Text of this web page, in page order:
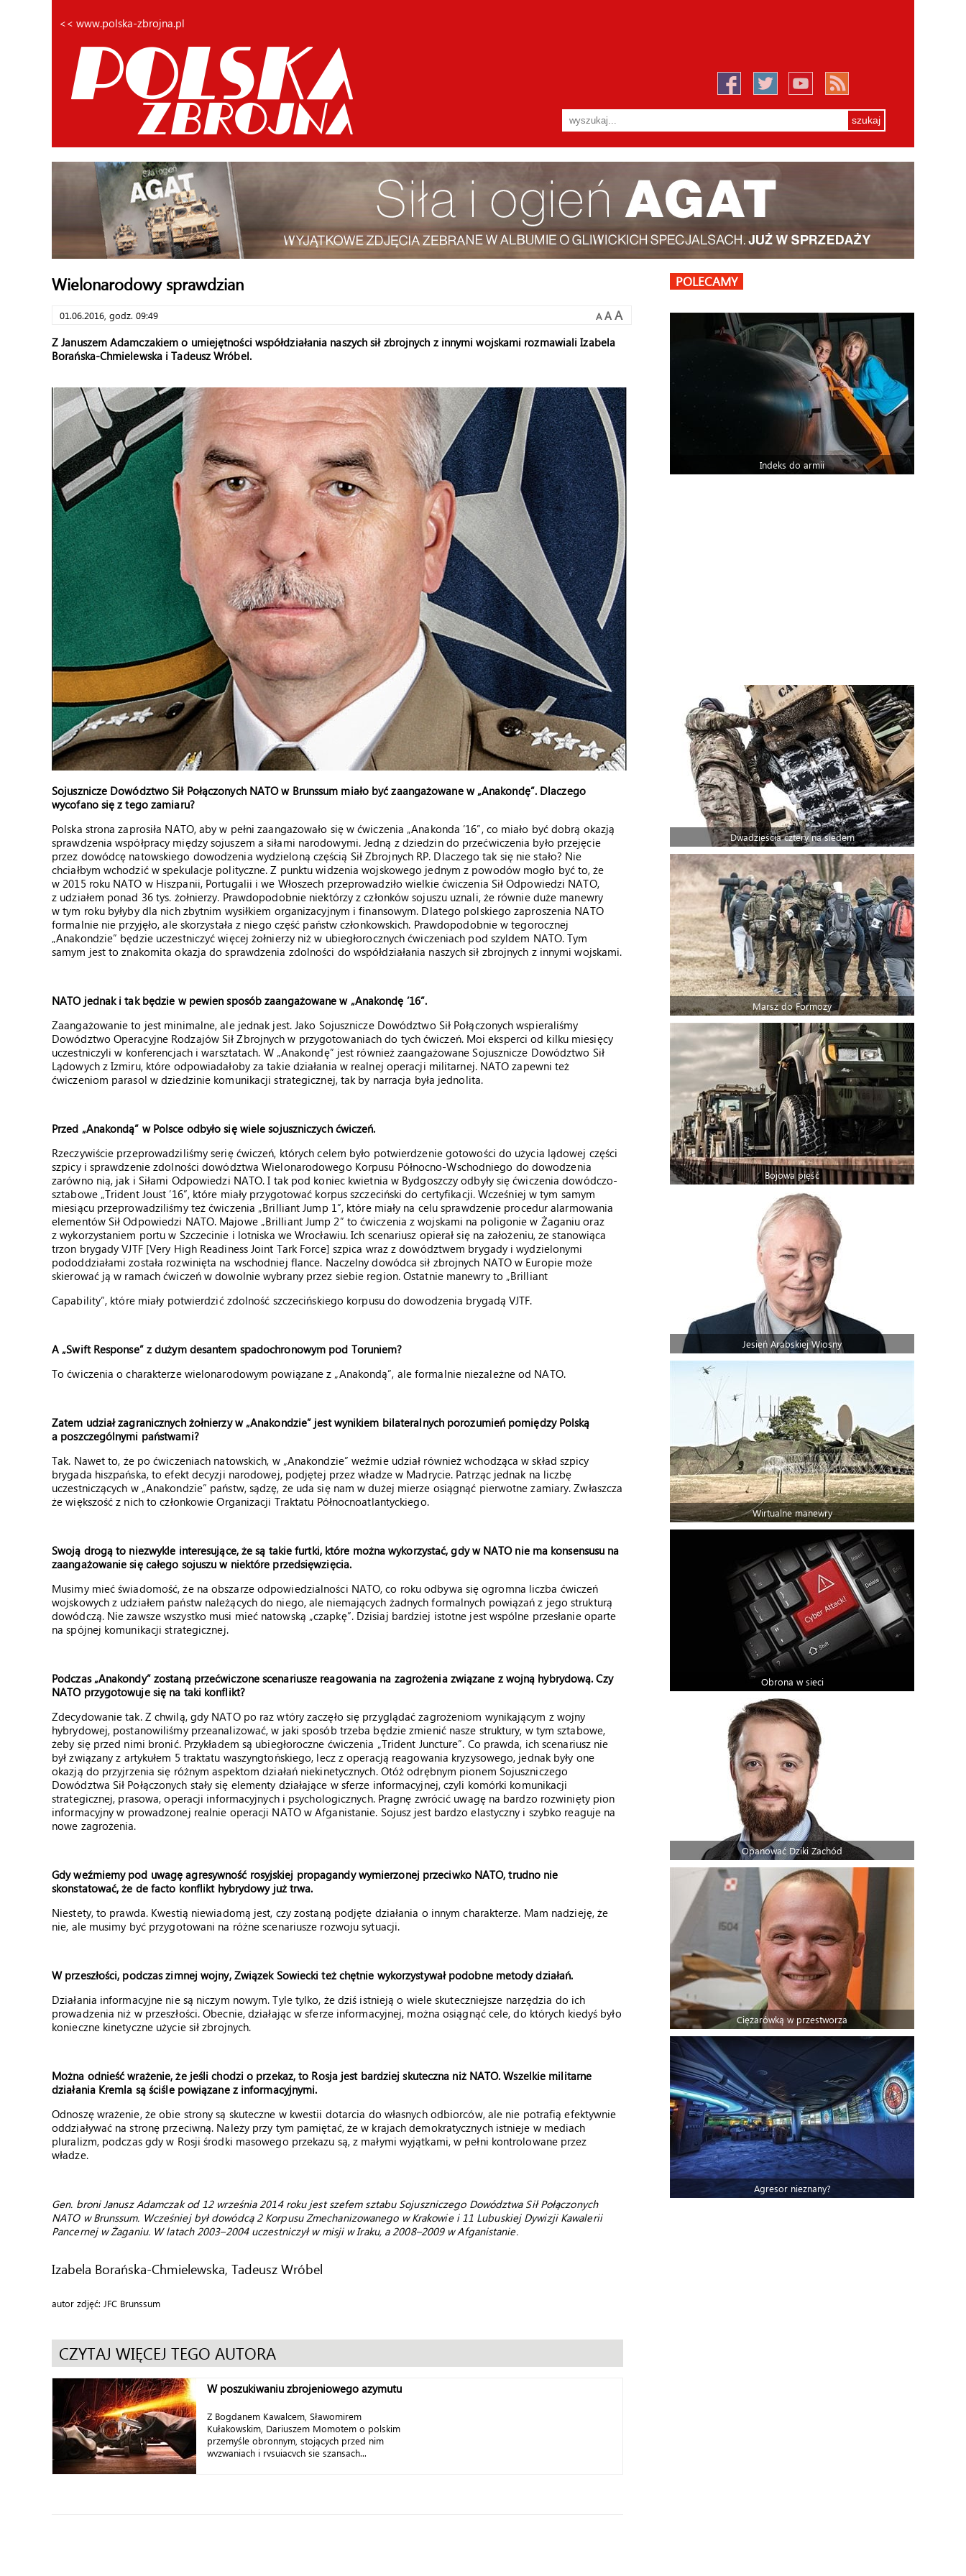
<< www.polska-zbrojna.pl
Wielonarodowy sprawdzian
01.06.2016, godz. 09:49 A A A
Z Januszem Adamczakiem o umiejętności współdziałania naszych sił zbrojnych z innymi wojskami rozmawiali Izabela
Borańska-Chmielewska i Tadeusz Wróbel.
Sojusznicze Dowództwo Sił Połączonych NATO w Brunssum miało być zaangażowane w „Anakondę”. Dlaczego
wycofano się z tego zamiaru?
Polska strona zaprosiła NATO, aby w pełni zaangażowało się w ćwiczenia „Anakonda ’16”, co miało być dobrą okazją
sprawdzenia współpracy między sojuszem a siłami narodowymi. Jedną z dziedzin do przećwiczenia było przejęcie
przez dowódcę natowskiego dowodzenia wydzieloną częścią Sił Zbrojnych RP. Dlaczego tak się nie stało? Nie
chciałbym wchodzić w spekulacje polityczne. Z punktu widzenia wojskowego jednym z powodów mogło być to, że
w 2015 roku NATO w Hiszpanii, Portugalii i we Włoszech przeprowadziło wielkie ćwiczenia Sił Odpowiedzi NATO,
z udziałem ponad 36 tys. żołnierzy. Prawdopodobnie niektórzy z członków sojuszu uznali, że równie duże manewry
w tym roku byłyby dla nich zbytnim wysiłkiem organizacyjnym i finansowym. Dlatego polskiego zaproszenia NATO
formalnie nie przyjęło, ale skorzystała z niego część państw członkowskich. Prawdopodobnie w tegorocznej
„Anakondzie” będzie uczestniczyć więcej żołnierzy niż w ubiegłorocznych ćwiczeniach pod szyldem NATO. Tym
samym jest to znakomita okazja do sprawdzenia zdolności do współdziałania naszych sił zbrojnych z innymi wojskami.
NATO jednak i tak będzie w pewien sposób zaangażowane w „Anakondę ’16”.
Zaangażowanie to jest minimalne, ale jednak jest. Jako Sojusznicze Dowództwo Sił Połączonych wspieraliśmy
Dowództwo Operacyjne Rodzajów Sił Zbrojnych w przygotowaniach do tych ćwiczeń. Moi eksperci od kilku miesięcy
uczestniczyli w konferencjach i warsztatach. W „Anakondę” jest również zaangażowane Sojusznicze Dowództwo Sił
Lądowych z Izmiru, które odpowiadałoby za takie działania w realnej operacji militarnej. NATO zapewni też
ćwiczeniom parasol w dziedzinie komunikacji strategicznej, tak by narracja była jednolita.
Przed „Anakondą” w Polsce odbyło się wiele sojuszniczych ćwiczeń.
Rzeczywiście przeprowadziliśmy serię ćwiczeń, których celem było potwierdzenie gotowości do użycia lądowej części
szpicy i sprawdzenie zdolności dowództwa Wielonarodowego Korpusu Północno-Wschodniego do dowodzenia
zarówno nią, jak i Siłami Odpowiedzi NATO. I tak pod koniec kwietnia w Bydgoszczy odbyły się ćwiczenia dowódczo-
sztabowe „Trident Joust ’16”, które miały przygotować korpus szczeciński do certyfikacji. Wcześniej w tym samym
miesiącu przeprowadziliśmy też ćwiczenia „Brilliant Jump 1”, które miały na celu sprawdzenie procedur alarmowania
elementów Sił Odpowiedzi NATO. Majowe „Brilliant Jump 2” to ćwiczenia z wojskami na poligonie w Żaganiu oraz
z wykorzystaniem portu w Szczecinie i lotniska we Wrocławiu. Ich scenariusz opierał się na założeniu, że stanowiąca
trzon brygady VJTF [Very High Readiness Joint Tark Force] szpica wraz z dowództwem brygady i wydzielonymi
pododdziałami została rozwinięta na wschodniej flance. Naczelny dowódca sił zbrojnych NATO w Europie może
skierować ją w ramach ćwiczeń w dowolnie wybrany przez siebie region. Ostatnie manewry to „Brilliant
Capability”, które miały potwierdzić zdolność szczecińskiego korpusu do dowodzenia brygadą VJTF.
A „Swift Response” z dużym desantem spadochronowym pod Toruniem?
To ćwiczenia o charakterze wielonarodowym powiązane z „Anakondą”, ale formalnie niezależne od NATO.
Zatem udział zagranicznych żołnierzy w „Anakondzie” jest wynikiem bilateralnych porozumień pomiędzy Polską
a poszczególnymi państwami?
Tak. Nawet to, że po ćwiczeniach natowskich, w „Anakondzie” weźmie udział również wchodząca w skład szpicy
brygada hiszpańska, to efekt decyzji narodowej, podjętej przez władze w Madrycie. Patrząc jednak na liczbę
uczestniczących w „Anakondzie” państw, sądzę, że uda się nam w dużej mierze osiągnąć pierwotne zamiary. Zwłaszcza
że większość z nich to członkowie Organizacji Traktatu Północnoatlantyckiego.
Swoją drogą to niezwykle interesujące, że są takie furtki, które można wykorzystać, gdy w NATO nie ma konsensusu na
zaangażowanie się całego sojuszu w niektóre przedsięwzięcia.
Musimy mieć świadomość, że na obszarze odpowiedzialności NATO, co roku odbywa się ogromna liczba ćwiczeń
wojskowych z udziałem państw należących do niego, ale niemających żadnych formalnych powiązań z jego strukturą
dowódczą. Nie zawsze wszystko musi mieć natowską „czapkę”. Dzisiaj bardziej istotne jest wspólne przesłanie oparte
na spójnej komunikacji strategicznej.
Podczas „Anakondy” zostaną przećwiczone scenariusze reagowania na zagrożenia związane z wojną hybrydową. Czy
NATO przygotowuje się na taki konflikt?
Zdecydowanie tak. Z chwilą, gdy NATO po raz wtóry zaczęło się przyglądać zagrożeniom wynikającym z wojny
hybrydowej, postanowiliśmy przeanalizować, w jaki sposób trzeba będzie zmienić nasze struktury, w tym sztabowe,
żeby się przed nimi bronić. Przykładem są ubiegłoroczne ćwiczenia „Trident Juncture”. Co prawda, ich scenariusz nie
był związany z artykułem 5 traktatu waszyngtońskiego, lecz z operacją reagowania kryzysowego, jednak były one
okazją do przyjrzenia się różnym aspektom działań niekinetycznych. Otóż odrębnym pionem Sojuszniczego
Dowództwa Sił Połączonych stały się elementy działające w sferze informacyjnej, czyli komórki komunikacji
strategicznej, prasowa, operacji informacyjnych i psychologicznych. Pragnę zwrócić uwagę na bardzo rozwinięty pion
informacyjny w prowadzonej realnie operacji NATO w Afganistanie. Sojusz jest bardzo elastyczny i szybko reaguje na
nowe zagrożenia.
Gdy weźmiemy pod uwagę agresywność rosyjskiej propagandy wymierzonej przeciwko NATO, trudno nie
skonstatować, że de facto konflikt hybrydowy już trwa.
Niestety, to prawda. Kwestią niewiadomą jest, czy zostaną podjęte działania o innym charakterze. Mam nadzieję, że
nie, ale musimy być przygotowani na różne scenariusze rozwoju sytuacji.
W przeszłości, podczas zimnej wojny, Związek Sowiecki też chętnie wykorzystywał podobne metody działań.
Działania informacyjne nie są niczym nowym. Tyle tylko, że dziś istnieją o wiele skuteczniejsze narzędzia do ich
prowadzenia niż w przeszłości. Obecnie, działając w sferze informacyjnej, można osiągnąć cele, do których kiedyś było
konieczne kinetyczne użycie sił zbrojnych.
Można odnieść wrażenie, że jeśli chodzi o przekaz, to Rosja jest bardziej skuteczna niż NATO. Wszelkie militarne
działania Kremla są ściśle powiązane z informacyjnymi.
Odnoszę wrażenie, że obie strony są skuteczne w kwestii dotarcia do własnych odbiorców, ale nie potrafią efektywnie
oddziaływać na stronę przeciwną. Należy przy tym pamiętać, że w krajach demokratycznych istnieje w mediach
pluralizm, podczas gdy w Rosji środki masowego przekazu są, z małymi wyjątkami, w pełni kontrolowane przez
władze.
Gen. broni Janusz Adamczak od 12 września 2014 roku jest szefem sztabu Sojuszniczego Dowództwa Sił Połączonych
NATO w Brunssum. Wcześniej był dowódcą 2 Korpusu Zmechanizowanego w Krakowie i 11 Lubuskiej Dywizji Kawalerii
Pancernej w Żaganiu. W latach 2003–2004 uczestniczył w misji w Iraku, a 2008–2009 w Afganistanie.
Izabela Borańska-Chmielewska, Tadeusz Wróbel
autor zdjęć: JFC Brunssum
CZYTAJ WIĘCEJ TEGO AUTORA
W poszukiwaniu zbrojeniowego azymutu
Z Bogdanem Kawalcem, Sławomirem
Kułakowskim, Dariuszem Momotem o polskim
przemyśle obronnym, stojących przed nim
wyzwaniach i rysujących się szansach...
POLECAMY
Indeks do armii
Dwadzieścia cztery na siedem
Marsz do Formozy
Bojowa pięść
Jesień Arabskiej Wiosny
Wirtualne manewry
Obrona w sieci
Opanować Dziki Zachód
Ciężarówką w przestworza
Agresor nieznany?